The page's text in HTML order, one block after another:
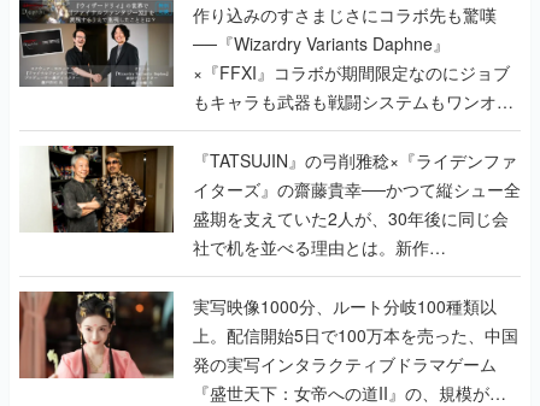
作り込みのすさまじさにコラボ先も驚嘆
──『Wizardry Variants Daphne』
×『FFXI』コラボが期間限定なのにジョブ
もキャラも武器も戦闘システムもワンオフ
で作り込まれた理由を両ディレクターに聞
く
『TATSUJIN』の弓削雅稔×『ライデンファ
イターズ』の齋藤貴幸──かつて縦シュー全
盛期を支えていた2人が、30年後に同じ会
社で机を並べる理由とは。新作
『TATSUJIN EXTREME』で初タッグを組
んだレジェンド2人に訊く開発秘話
実写映像1000分、ルート分岐100種類以
上。配信開始5日で100万本を売った、中国
発の実写インタラクティブドラマゲーム
『盛世天下：女帝への道II』の、規模が違